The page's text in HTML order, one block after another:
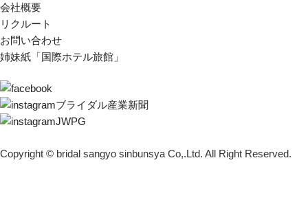
会社概要
リクルート
お問い合わせ
姉妹紙「国際ホテル旅館」
ブライダル産業新聞
JWPG
Copyright © bridal sangyo sinbunsya Co,.Ltd. All Right Reserved.